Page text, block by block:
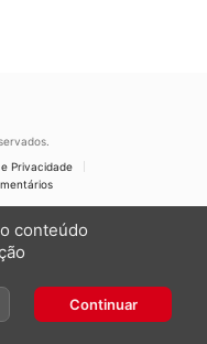
Privacidade
conteúdo
Continuar